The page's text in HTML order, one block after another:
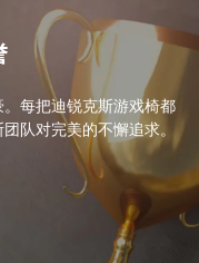
每把迪锐克斯游戏椅都
队对完美的不懈追求。